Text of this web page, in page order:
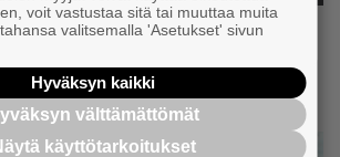
voit vastustaa sitä tai muuttaa muita
valitsemalla 'Asetukset' sivun
Hyväksyn kaikki
välttämättömät
käyttötarkoitukset